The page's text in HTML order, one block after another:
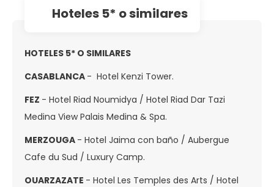
hoteles 5* o similares
HOTELES 5* O SIMILARES
CASABLANCA - Hotel Kenzi Tower.
FEZ - Hotel Riad Noumidya / Hotel Riad Dar Tazi
Medina View Palais Medina & Spa.
MERZOUGA - Hotel Jaima con baño / Aubergue
Cafe du Sud / Luxury Camp.
OUARZAZATE - Hotel Les Temples des Arts / Hotel